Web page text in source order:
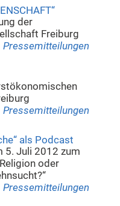
der
Freiburg
Pressemitteilungen
Pressemitteilungen
als Podcast
5. Juli 2012 zum
oder
Pressemitteilungen